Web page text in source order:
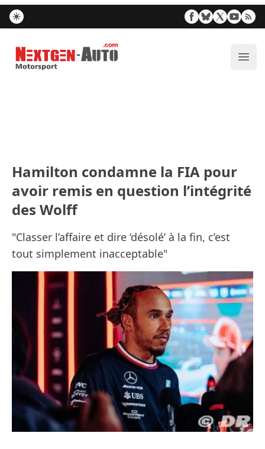
Nextgen-Auto.com
Hamilton condamne la FIA pour
avoir remis en question l’intégrité
des Wolff
"Classer l’affaire et dire ‘désolé’ à la fin, c’est
tout simplement inacceptable"